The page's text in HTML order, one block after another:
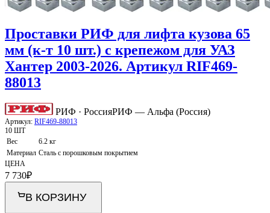
Проставки РИФ для лифта кузова 65
мм (к-т 10 шт.) с крепежом для УАЗ
Хантер 2003-2026. Артикул RIF469-
88013
РИФ · РоссияРИФ — Альфа (Россия)
Артикул: RIF469-88013
10 ШТ
Вес
6.2 кг
Материал Сталь с порошковым покрытием
ЦЕНА
7 730₽
В КОРЗИНУ